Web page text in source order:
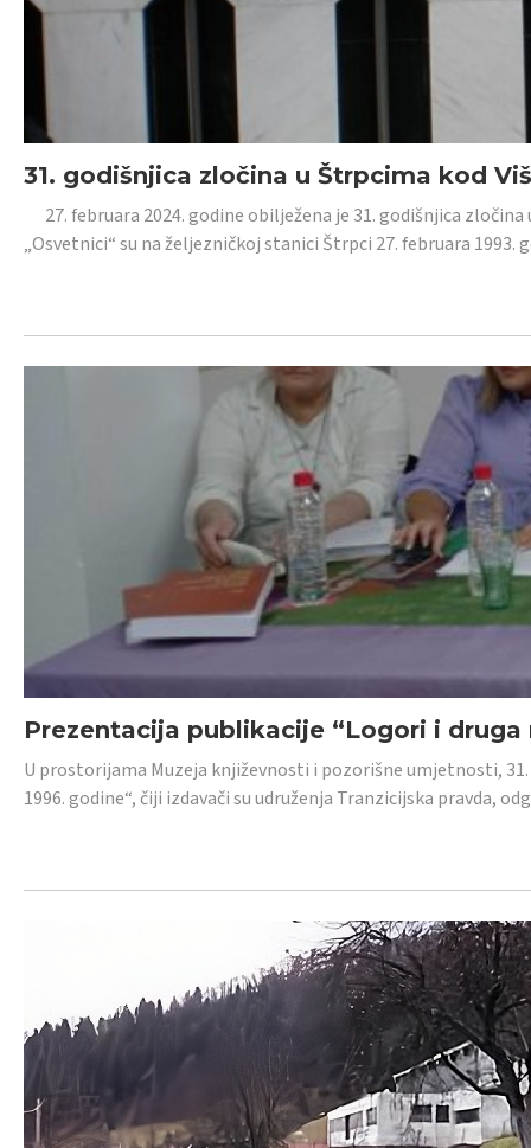
31. godišnjica zločina u Štrpcima kod
27. februara 2024. godine obilježena je 31. godišnjica
„Osvetnici“ su na željezničkoj stanici Štrpci 27. februara 1993.
Prezentacija publikacije “Logori i druga
U prostorijama Muzeja književnosti i pozorišne umjetnosti,
1996. godine“, čiji izdavači su udruženja Tranzicijska pravda,